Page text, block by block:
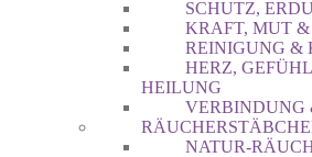
SCHUTZ,
KRAFT, MUT
REINIGUNG &
HERZ,
HEILUNG
VERBINDUNG
NATUR-